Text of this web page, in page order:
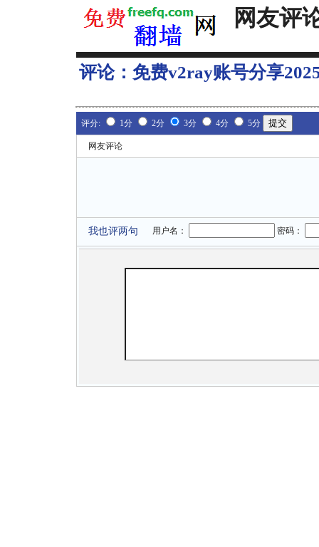
网友评
评论： 免费v2ray账号分享
评分: 1分 2分 3分 4分 5分
网友评论
我也评两句 用户名： 密码：